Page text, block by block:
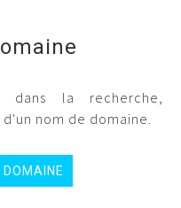
dans la recherche,
nom de domaine.